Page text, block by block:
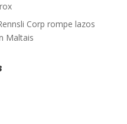
Corp rompe lazos
Maltais